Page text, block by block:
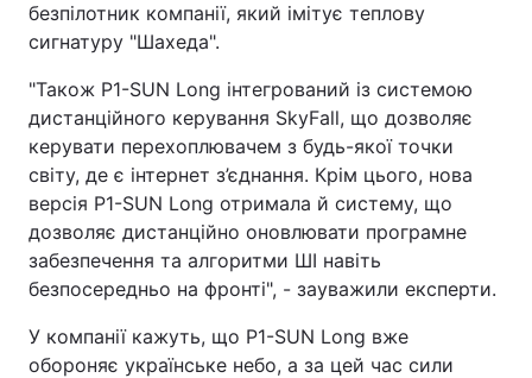
безпілотник компанії, який імітує теплову
сигнатуру "Шахеда".
"Також P1-SUN Long інтегрований із системою
дистанційного керування SkyFall, що дозволяє
керувати перехоплювачем з будь-якої точки
світу, де є інтернет з’єднання. Крім цього, нова
версія P1-SUN Long отримала й систему, що
дозволяє дистанційно оновлювати програмне
забезпечення та алгоритми ШІ навіть
безпосередньо на фронті", - зауважили експерти.
У компанії кажуть, що P1-SUN Long вже
обороняє українське небо, а за цей час сили